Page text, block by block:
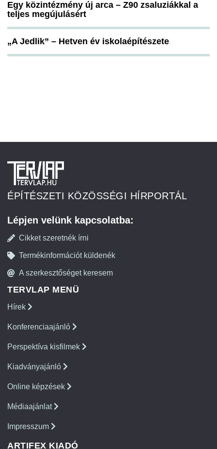
Egy közintézmény új arca – Z90 zsaluziákkal a
teljes megújulásért
„A Jedlik” – Hetven év iskolaépítészete
ÉPÍTÉSZETI KÖZÖSSÉGI HÍRPORTÁL
Lépjen velünk kapcsolatba:
Cikket szeretnék írni
Termékinformációt küldenék
A szerkesztőséget keresem
TERVLAP MENÜ
Hírek
Konferenciaajánló
Perspektíva kisfilmek
Kiadványajánló
Online képzések
Médiaajánlat
Impresszum
ARTIFEX KIADÓ